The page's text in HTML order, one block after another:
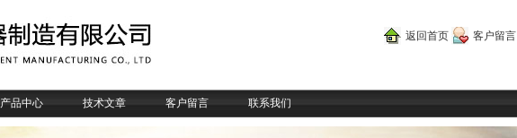
返回首页 客户留言
产品中心 技术文章 客户留言 联系我们